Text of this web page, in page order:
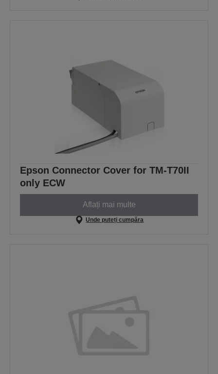
Epson Connector Cover for TM-T70II
only ECW
Aflați mai multe
Unde puteți cumpăra